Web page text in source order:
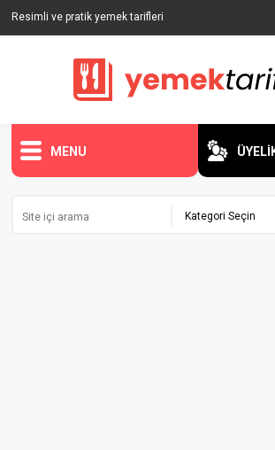
Resimli ve pratik yemek tarifleri
MENU